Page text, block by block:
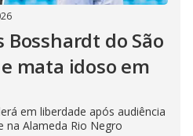
Bosshardt do São
mata idoso em
em liberdade após audiência
na Alameda Rio Negro